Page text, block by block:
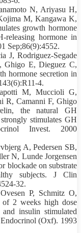
N, Ariyasu H,
M, Kangawa K,
growth hormone
releasing hormone in
Sep;86(9):4552.
J, Rodriguez-Segade
E, Dieguez C,
hormone secretion in
4.
M, Muccioli G,
R, Camanni F, Ghigo
the natural GH
stimulates GH
Invest. 2000
A, Pedersen SB,
N, Lunde Jorgensen
blockade on substrate
subjects. J Clin
32.
P, Schmitz O,
of 2 weeks high dose
insulin stimulated
(Oxf). 1993